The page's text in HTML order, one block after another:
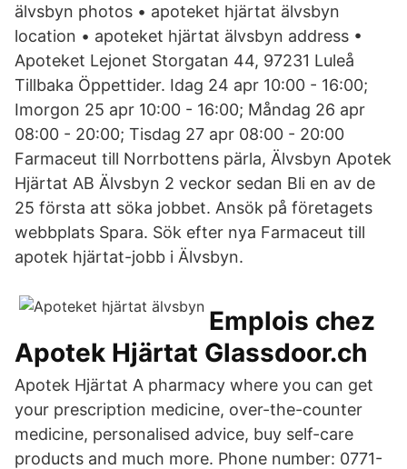
älvsbyn photos • apoteket hjärtat älvsbyn
location • apoteket hjärtat älvsbyn address •
Apoteket Lejonet Storgatan 44, 97231 Luleå
Tillbaka Öppettider. Idag 24 apr 10:00 - 16:00;
Imorgon 25 apr 10:00 - 16:00; Måndag 26 apr
08:00 - 20:00; Tisdag 27 apr 08:00 - 20:00
Farmaceut till Norrbottens pärla, Älvsbyn Apotek
Hjärtat AB Älvsbyn 2 veckor sedan Bli en av de
25 första att söka jobbet. Ansök på företagets
webbplats Spara. Sök efter nya Farmaceut till
apotek hjärtat-jobb i Älvsbyn.
Emplois chez
Apotek Hjärtat Glassdoor.ch
Apotek Hjärtat A pharmacy where you can get
your prescription medicine, over-the-counter
medicine, personalised advice, buy self-care
products and much more. Phone number: 0771-